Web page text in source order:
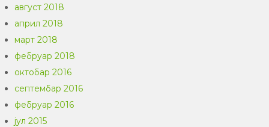
август 2018
април 2018
март 2018
фебруар 2018
октобар 2016
септембар 2016
фебруар 2016
јул 2015